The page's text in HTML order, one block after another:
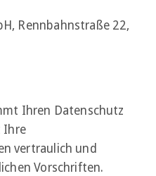
Rennbahnstraße 22,
Ihren Datenschutz
Ihre
vertraulich und
Vorschriften.